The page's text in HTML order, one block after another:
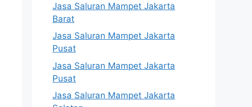
Jasa Saluran Mampet Jakarta
Barat
Jasa Saluran Mampet Jakarta
Pusat
Jasa Saluran Mampet Jakarta
Pusat
Jasa Saluran Mampet Jakarta